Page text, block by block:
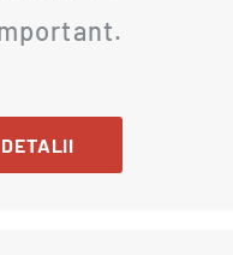
DETALII